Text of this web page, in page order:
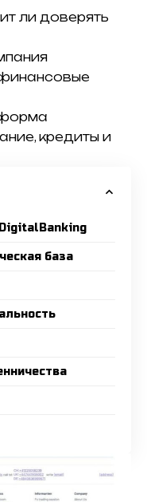
ли доверять
кредиты и
база